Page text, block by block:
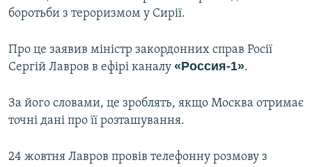
боротьби з тероризмом у Сирії.
Про це заявив міністр закордонних справ Росії
Сергій Лавров в ефірі каналу «Россия-1».
За його словами, це зроблять, якщо Москва отримає
точні дані про її розташування.
24 жовтня Лавров провів телефонну розмову з